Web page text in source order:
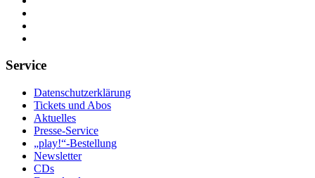
Service
Datenschutzerklärung
Tickets und Abos
Aktuelles
Presse-Service
„play!“-Bestellung
Newsletter
CDs